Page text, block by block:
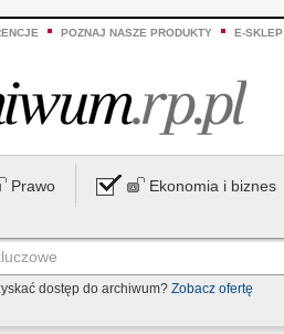
POZNAJ NASZE PRODUKTY E-SKLEP
Prawo Ekonomia i biznes
dostęp do archiwum? Zobacz ofertę